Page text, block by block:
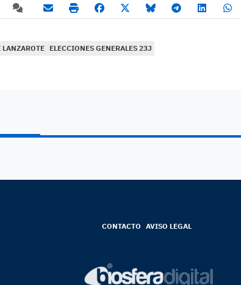
LANZAROTE ELECCIONES GENERALES 23J
CONTACTO AVISO LEGAL